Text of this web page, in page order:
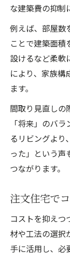
な建築費の抑制
例えば、部屋数
ことで建築面積
設けるなど柔軟
により、家族構
ます。
間取り見直しの
「将来」のバ
るリビングより
った」という声
つながります。
注文住宅で
コストを抑えつ
材や工法の選択
手に活用し、必